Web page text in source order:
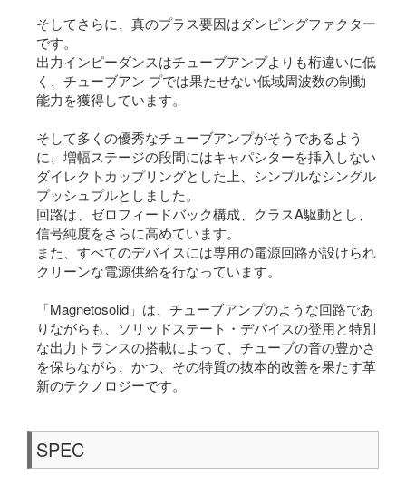
そしてさらに、真のプラス要因はダンピングファクター
です。
出力インピーダンスはチューブアンプよりも桁違いに低
く、チューブアン プでは果たせない低域周波数の制動
能力を獲得しています。
そして多くの優秀なチューブアンプがそうであるよう
に、増幅ステージの段間にはキャパシターを挿入しない
ダイレクトカップリングとした上、シンプルなシングル
プッシュプルとしました。
回路は、ゼロフィードバック構成、クラスA駆動とし、
信号純度をさらに高めています。
また、すべてのデバイスには専用の電源回路が設けられ
クリーンな電源供給を行なっています。
「Magnetosolid」は、チューブアンプのような回路であ
りながらも、ソリッドステート・デバイスの登用と特別
な出力トランスの搭載によって、チューブの音の豊かさ
を保ちながら、かつ、その特質の抜本的改善を果たす革
新のテクノロジーです。
SPEC